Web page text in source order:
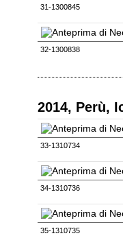
31-1300845
32-1300838
2014, Perù,
33-1310734
34-1310736
35-1310735